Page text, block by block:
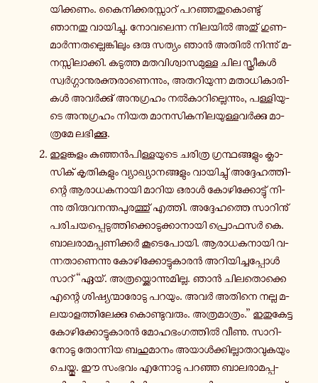
യി­ക്ക­ണം. കൈ­നി­ക്ക­ര­സ്സാ­റ് പ­റ­ഞ്ഞ­തു­കൊ­ണ്ടു്
ഞാനതു വാ­യി­ച്ചു. നോ­വ­ലെ­ന്ന നി­ല­യിൽ അതു് ഗു­ണ­
മാർ­ന്ന­ത­ല്ലെ­ങ്കി­ലും ഒരു സത്യം ഞാൻ അതിൽ നി­ന്നു് മ­
ന­സ്സി­ലാ­ക്കി. ക­ടു­ത്ത മ­ത­വി­ശ്വാ­സ­മു­ള്ള ചില സ്ത്രീ­കൾ
സ്വർ­ഗ്ഗാ­നു­ര­ക്ത­രാ­ണെ­ന്നും, അ­ത­റി­യു­ന്ന മ­താ­ധി­കാ­രി­
കൾ അ­വർ­ക്കു് അ­നു­ഗ്ര­ഹം നൽ­കാ­റി­ല്ലെ­ന്നും, പ­ള്ളി­യു­
ടെ അ­നു­ഗ്ര­ഹം നിയത മാ­ന­സി­ക­നി­ല­യു­ള്ള­വർ­ക്കു മാ­
ത്ര­മേ ല­ഭി­ക്കൂ.
ഇ­ള­ങ്കു­ളം കു­ഞ്ഞൻ­പി­ള്ള­യു­ടെ ച­രി­ത്ര ഗ്ര­ന്ഥ­ങ്ങ­ളും ക്ലാ­
സി­ക് കൃ­തി­ക­ളും വ്യാ­ഖ്യാ­ന­ങ്ങ­ളും വാ­യി­ച്ചു് അ­ദ്ദേ­ഹ­ത്തി­
ന്റെ ആ­രാ­ധ­ക­നാ­യി മാറിയ ഒരാൾ കോ­ഴി­ക്കോ­ട്ടു് നി­
ന്നു തി­രു­വ­ന­ന്ത­പു­ര­ത്തു് എത്തി. അ­ദ്ദേ­ഹ­ത്തെ സാ­റി­നു്
പ­രി­ച­യ­പ്പെ­ടു­ത്തി­ക്കൊ­ടു­ക്കാ­നാ­യി പ്രൊ­ഫ­സർ കെ.
ബാ­ല­രാ­മ­പ്പ­ണി­ക്കർ കൂ­ടെ­പോ­യി. ആ­രാ­ധ­ക­നാ­യി വ­
ന്ന­താ­ണെ­ന്നു കോ­ഴി­ക്കോ­ട്ടു­കാ­രൻ അ­റി­യി­ച്ച­പ്പോൾ
സാറ് “ഏയ്. അ­ത്ര­യ്ക്കൊ­ന്നു­മി­ല്ല. ഞാൻ ചി­ല­തൊ­ക്കെ
എന്റെ ശി­ഷ്യ­ന്മാ­രോ­ടു പറയും. അവർ അതിനെ നല്ല മ­
ല­യാ­ള­ത്തി­ലേ­ക്കു കൊ­ണ്ടു­വ­രും. അ­ത്ര­മാ­ത്രം.” ഇ­തു­കേ­ട്ട
കോ­ഴി­ക്കോ­ട്ടു­കാ­രൻ മോ­ഹ­ഭം­ഗ­ത്തിൽ വീണു. സാ­റി­
നോ­ടു തോ­ന്നി­യ ബ­ഹു­മാ­നം അ­യാൾ­ക്കി­ല്ലാ­താ­വു­ക­യും
ചെ­യ്തു. ഈ സംഭവം എ­ന്നോ­ടു പറഞ്ഞ ബാ­ല­രാ­മ­പ്പ­